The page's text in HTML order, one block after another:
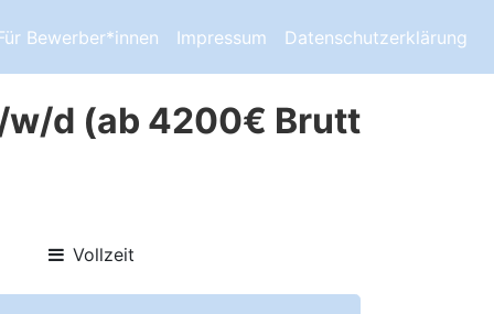
Bewerber*innen Impressum Datenschutzerklärung
w/d (ab 4200€ Brutt
Vollzeit